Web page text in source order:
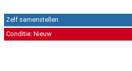
Zelf samenstellen
Conditie: Nieuw